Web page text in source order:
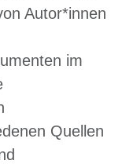
Autor*innen
im
Quellen